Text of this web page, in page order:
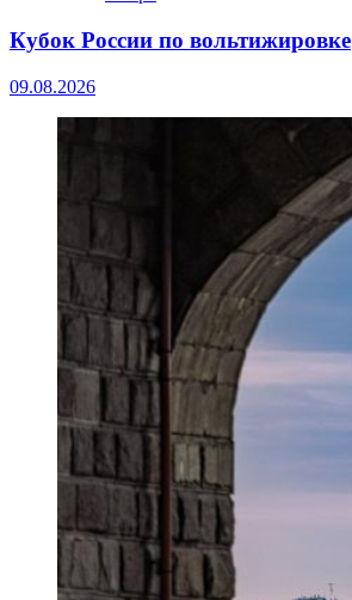
Кубок России по вольтижировке
09.08.2026